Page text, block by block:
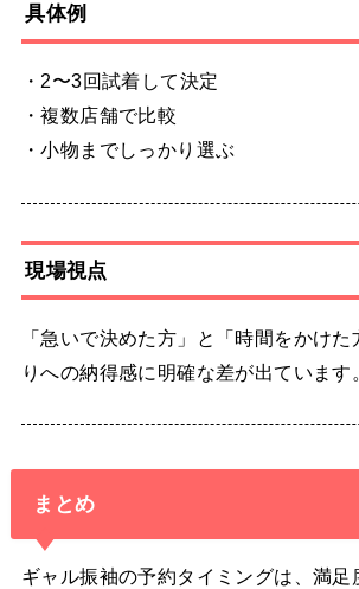
具体例
・2〜3回試着して決定
・複数店舗で比較
・小物までしっかり選ぶ
現場視点
「急いで決めた方」と「時間をかけ
りへの納得感に明確な差が出ています
まとめ
ギャル振袖の予約タイミングは、満足